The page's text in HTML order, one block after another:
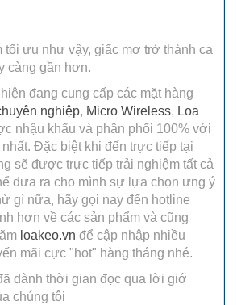
tối ưu như vậy, giấc mơ trở thành ca
càng gần hơn.
đang cung cấp các mặt hàng
nghiệp, Micro Wireless, Loa
nhậu khẩu và phân phối 100% với
Đặc biệt khi đến trực tiếp tại
sẽ được trực tiếp trải nghiệm tất cả
đưa ra cho mình sự lựa chọn ưng ý
gì nữa, hãy gọi nay đến hotline
hơn về các sản phẩm và cũng
loakeo.vn để cập nhập nhiều
mãi cực "hot" hàng tháng nhé.
dành thời gian đọc qua lời giớ
chúng tôi